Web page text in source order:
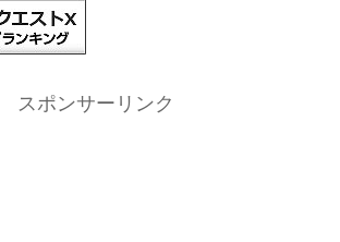
スポンサーリンク